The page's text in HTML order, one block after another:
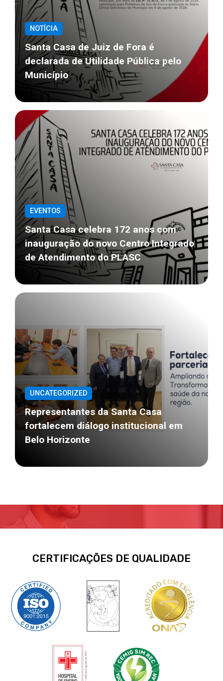
NOTÍCIA
Santa Casa de Juiz de Fora é
declarada de Utilidade Pública pelo
Município
EVENTOS
Santa Casa celebra 172 anos com
inauguração do novo Centro Integrado
de Atendimento do PLASC
UNCATEGORIZED
Representantes da Santa Casa
fortalecem diálogo institucional em
Belo Horizonte
CERTIFICAÇÕES DE QUALIDADE